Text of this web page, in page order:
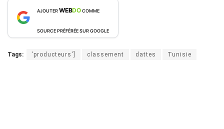
AJOUTERWEBDOCOMME
SOURCE PRÉFÉRÉE SUR GOOGLE
Tags: 'producteurs'] classement dattes Tunisie